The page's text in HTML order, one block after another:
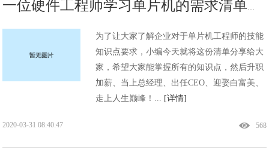
为了让大家了解企业对于单片机工程师的技能
知识点要求，小编今天就将这份清单分享给大
家，希望大家能掌握所有的知识点，然后升职
加薪、当上总经理、出任CEO、迎娶白富美、
走上人生巅峰！... [详情]
568
2020-03-31 08:40:47